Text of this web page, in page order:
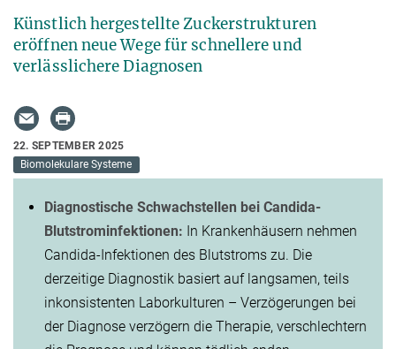
Künstlich hergestellte Zuckerstrukturen
eröffnen neue Wege für schnellere und
verlässlichere Diagnosen
22. SEPTEMBER 2025
Biomolekulare Systeme
Diagnostische Schwachstellen bei Candida-
Blutstrominfektionen: In Krankenhäusern nehmen
Candida-Infektionen des Blutstroms zu. Die
derzeitige Diagnostik basiert auf langsamen, teils
inkonsistenten Laborkulturen – Verzögerungen bei
der Diagnose verzögern die Therapie, verschlechtern